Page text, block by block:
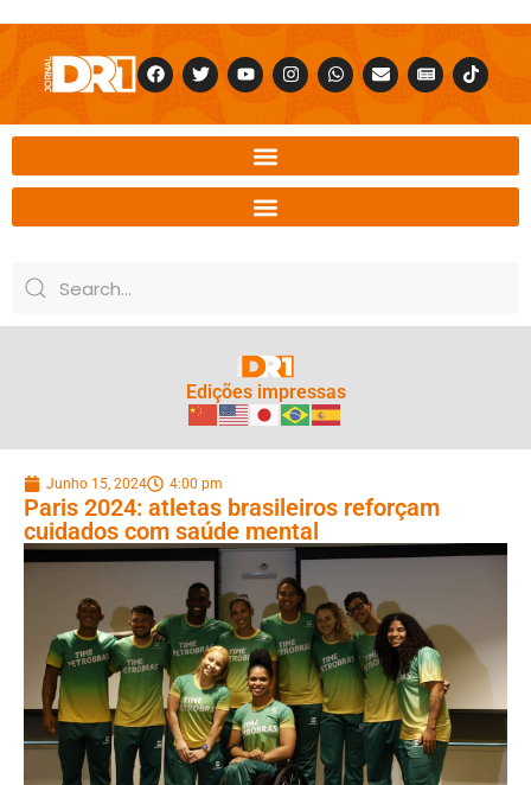
Edições impressas
Junho 15, 2024 4:00 pm
Paris 2024: atletas brasileiros reforçam
cuidados com saúde mental